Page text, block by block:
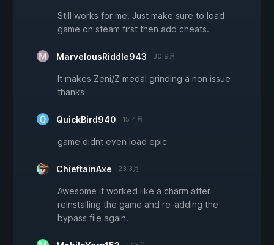
Still works for me. Just make sure to load
game on steam first then add cheats.
MarvelousRiddle943 30 9月
It makes Zeni/Z medal grinding a non issue
thanks
QuickBird940 15 4月
game didnt even load epic
ChieftainAxe 23 3月
Awesome it worked like a charm after
reinstalling the game and re-adding the
bypass file again.